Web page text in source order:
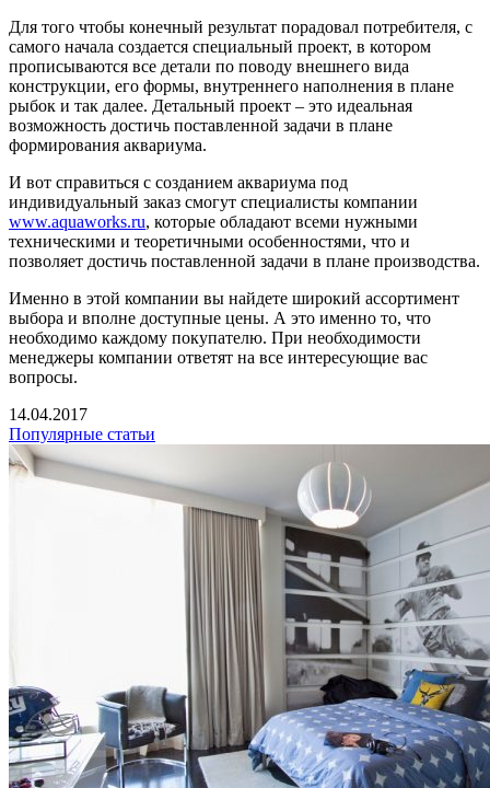
Для того чтобы конечный результат порадовал потребителя, с
самого начала создается специальный проект, в котором
прописываются все детали по поводу внешнего вида
конструкции, его формы, внутреннего наполнения в плане
рыбок и так далее. Детальный проект – это идеальная
возможность достичь поставленной задачи в плане
формирования аквариума.
И вот справиться с созданием аквариума под
индивидуальный заказ смогут специалисты компании
www.aquaworks.ru, которые обладают всеми нужными
техническими и теоретичными особенностями, что и
позволяет достичь поставленной задачи в плане производства.
Именно в этой компании вы найдете широкий ассортимент
выбора и вполне доступные цены. А это именно то, что
необходимо каждому покупателю. При необходимости
менеджеры компании ответят на все интересующие вас
вопросы.
14.04.2017
Популярные статьи